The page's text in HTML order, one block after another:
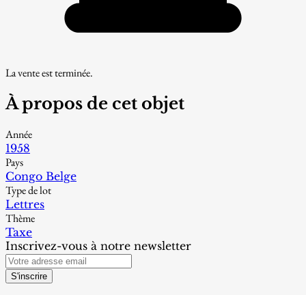
La vente est terminée.
À propos de cet objet
Année
1958
Pays
Congo Belge
Type de lot
Lettres
Thème
Taxe
Inscrivez-vous à notre newsletter
S'inscrire